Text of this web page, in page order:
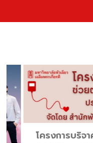
โครงการบริจาค